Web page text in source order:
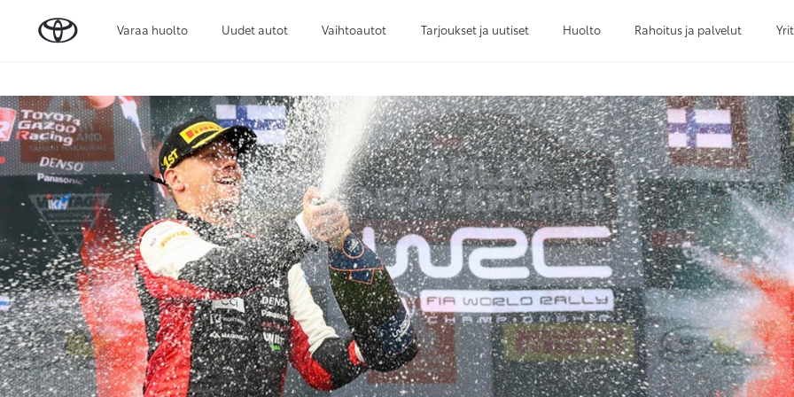
Varaa huolto Uudet autot Vaihtoautot Tarjoukset ja uutiset Huolto Rahoitus ja palvelut